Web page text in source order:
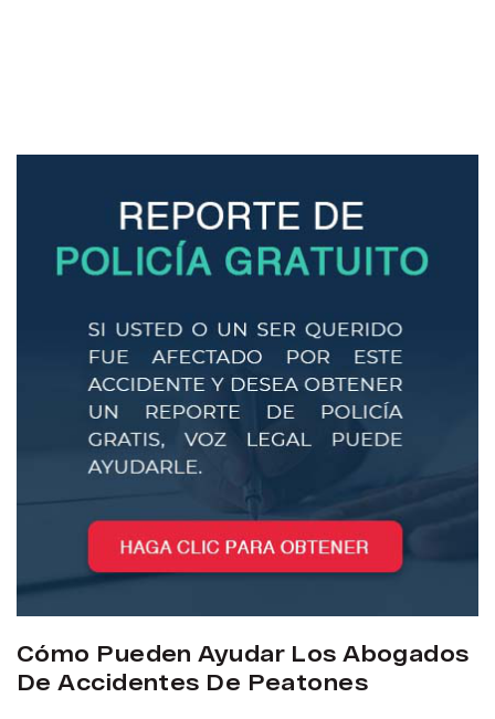
Cómo Pueden Ayudar Los Abogados
De Accidentes De Peatones